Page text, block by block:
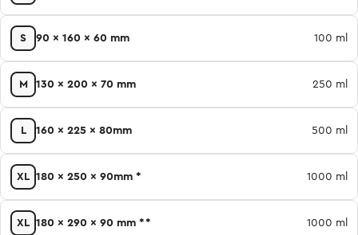
S 90 x 160 x 60 mm 100 ml
M 130 x 200 x 70 mm 250 ml
L 160 x 225 x 80mm 500 ml
XL 180 x 250 x 90mm * 1000 ml
XL 180 x 290 x 90 mm ** 1000 ml